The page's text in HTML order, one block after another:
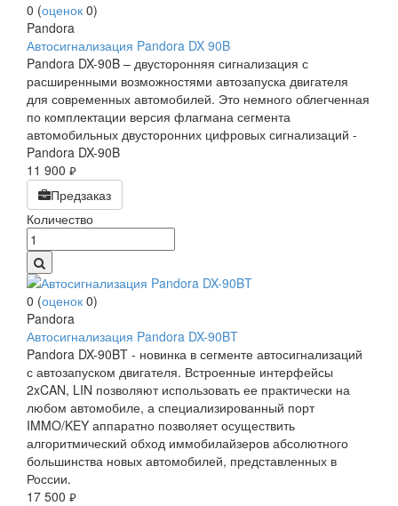
0 (оценок 0)
Pandora
Автосигнализация Pandora DX 90B
Pandora DX-90B – двусторонняя сигнализация с
расширенными возможностями автозапуска двигателя
для современных автомобилей. Это немного облегченная
по комплектации версия флагмана сегмента
автомобильных двусторонних цифровых сигнализаций -
Pandora DX-90B
11 900 руб.
Предзаказ
Количество
0 (оценок 0)
Pandora
Автосигнализация Pandora DX-90BT
Pandora DX-90BT - новинка в сегменте автосигнализаций
с автозапуском двигателя. Встроенные интерфейсы
2xCAN, LIN позволяют использовать ее практически на
любом автомобиле, а специализированный порт
IMMO/KEY аппаратно позволяет осуществить
алгоритмический обход иммобилайзеров абсолютного
большинства новых автомобилей, представленных в
России.
17 500 руб.